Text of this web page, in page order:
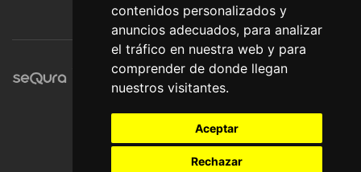
contenidos personalizados y
anuncios adecuados, para analizar
el tráfico en nuestra web y para
comprender de donde llegan
nuestros visitantes.
Aceptar
Rechazar